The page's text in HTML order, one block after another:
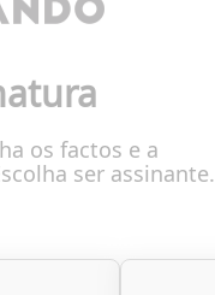
os factos e a
ser assinante.